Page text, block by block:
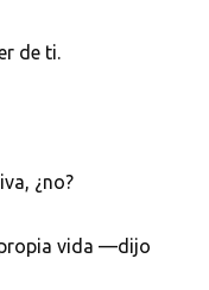
de ti.
¿no?
vida —dijo